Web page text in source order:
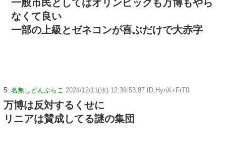
一般市民としてはオリンピックも万博もやら
なくて良い
一部の上級とゼネコンが喜ぶだけで大赤字
5: 名無しどんぶらこ 2024/12/11(水) 12:39:53.87 ID:HynX+FrT0
万博は反対するくせに
リニアは賛成してる謎の集団